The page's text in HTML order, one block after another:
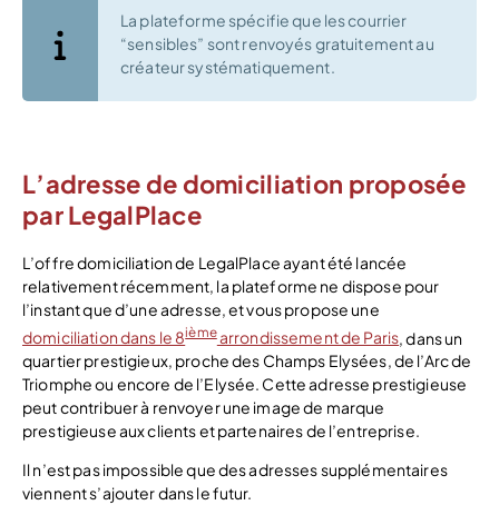
La plateforme spécifie que les courrier
“sensibles” sont renvoyés gratuitement au
créateur systématiquement.
L’adresse de domiciliation proposée
par LegalPlace
L’offre domiciliation de LegalPlace ayant été lancée
relativement récemment, la plateforme ne dispose pour
l’instant que d’une adresse, et vous propose une
domiciliation dans le 8ièmearrondissement de Paris , dans un
quartier prestigieux, proche des Champs Elysées, de l’Arc de
Triomphe ou encore de l’Elysée. Cette adresse prestigieuse
peut contribuer à renvoyer une image de marque
prestigieuse aux clients et partenaires de l’entreprise.
Il n’est pas impossible que des adresses supplémentaires
viennent s’ajouter dans le futur.